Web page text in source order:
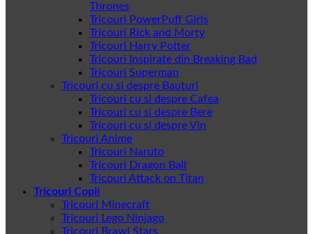
Thrones
Tricouri PowerPuff Girls
Tricouri Rick and Morty
Tricouri Harry Potter
Tricouri Inspirate din Breaking Bad
Tricouri Superman
Tricouri cu si despre Bauturi
Tricouri cu si despre Cafea
Tricouri cu si despre Bere
Tricouri cu si despre Vin
Tricouri Anime
Tricouri Naruto
Tricouri Dragon Ball
Tricouri Attack on Titan
Tricouri Copii
Tricouri Minecraft
Tricouri Lego Ninjago
Tricouri Brawl Stars